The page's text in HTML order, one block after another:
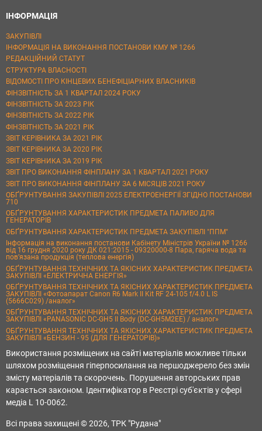
ІНФОРМАЦІЯ
ЗАКУПІВЛІ
ІНФОРМАЦІЯ НА ВИКОНАННЯ ПОСТАНОВИ КМУ № 1266
РЕДАКЦІЙНИЙ СТАТУТ
СТРУКТУРА ВЛАСНОСТІ
ВІДОМОСТІ ПРО КІНЦЕВИХ БЕНЕФІЦІАРНИХ ВЛАСНИКІВ
ФІНЗВІТНІСТЬ ЗА 1 КВАРТАЛ 2024 РОКУ
ФІНЗВІТНІСТЬ ЗА 2023 РІК
ФІНЗВІТНІСТЬ ЗА 2022 РІК
ФІНЗВІТНІСТЬ ЗА 2021 РІК
ЗВІТ КЕРІВНИКА ЗА 2021 РІК
ЗВІТ КЕРІВНИКА ЗА 2020 РІК
ЗВІТ КЕРІВНИКА ЗА 2019 РІК
ЗВІТ ПРО ВИКОНАННЯ ФІНПЛАНУ ЗА 1 КВАРТАЛ 2021 РОКУ
ЗВІТ ПРО ВИКОНАННЯ ФІНПЛАНУ ЗА 6 МІСЯЦІВ 2021 РОКУ
ОБҐРУНТУВАННЯ ЗАКУПІВЛІ 2025 ЕЛЕКТРОЕНЕРГІЇ ЗГІДНО ПОСТАНОВИ
710
ОБҐРУНТУВАННЯ ХАРАКТЕРИСТИК ПРЕДМЕТА ПАЛИВО ДЛЯ
ГЕНЕРАТОРІВ
ОБҐРУНТУВАННЯ ХАРАКТЕРИСТИК ПРЕДМЕТА ЗАКУПІВЛІ "ППМ"
Інформація на виконання постанови Кабінету Міністрів України № 1266
від 16 грудня 2020 року ДК 021:2015 - 09320000-8 Пара, гаряча вода та
пов’язана продукція (теплова енергія)
ОБҐРУНТУВАННЯ ТЕХНІЧНИХ ТА ЯКІСНИХ ХАРАКТЕРИСТИК ПРЕДМЕТА
ЗАКУПІВЛІ «ЕЛЕКТРИЧНА ЕНЕРГІЯ»
ОБҐРУНТУВАННЯ ТЕХНІЧНИХ ТА ЯКІСНИХ ХАРАКТЕРИСТИК ПРЕДМЕТА
ЗАКУПІВЛІ «Фотоапарат Canon R6 Mark II Kit RF 24-105 f/4.0 L IS
(5666C029) /аналог»
ОБҐРУНТУВАННЯ ТЕХНІЧНИХ ТА ЯКІСНИХ ХАРАКТЕРИСТИК ПРЕДМЕТА
ЗАКУПІВЛІ «PANASONIC DC-GH5 II Body (DC-GH5M2EE) / аналог»
ОБҐРУНТУВАННЯ ТЕХНІЧНИХ ТА ЯКІСНИХ ХАРАКТЕРИСТИК ПРЕДМЕТА
ЗАКУПІВЛІ «БЕНЗИН - 95 (ДЛЯ ГЕНЕРАТОРІВ)»
Використання розміщених на сайті матеріалів можливе тільки
шляхом розміщення гіперпосилання на першоджерело без змін
змісту матеріалів та скорочень. Порушення авторських прав
карається законом. Ідентифікатор в Реєстрі суб'єктів у сфері
медіа L 10-0062.
Всі права захищені © 2026, ТРК "Рудана"